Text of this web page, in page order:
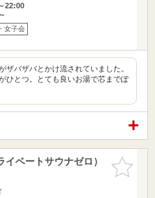
22:00
女子会
ザバザバとかけ流されていました。
ひとつ。とても良いお湯で芯までぽ
お気に入
りに追加
ベートサウナゼロ）